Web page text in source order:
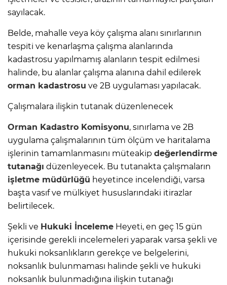
sayılacak.
Belde, mahalle veya köy çalışma alanı sınırlarının
tespiti ve kenarlaşma çalışma alanlarında
kadastrosu yapılmamış alanların tespit edilmesi
halinde, bu alanlar çalışma alanına dahil edilerek
orman kadastrosu ve 2B uygulaması yapılacak.
Çalışmalara ilişkin tutanak düzenlenecek
Orman Kadastro Komisyonu, sınırlama ve 2B
uygulama çalışmalarının tüm ölçüm ve haritalama
işlerinin tamamlanmasını müteakip değerlendirme
tutanağı düzenleyecek. Bu tutanakta çalışmaların
işletme müdürlüğü heyetince incelendiği, varsa
başta vasıf ve mülkiyet hususlarındaki itirazlar
belirtilecek.
Şekli ve Hukuki İnceleme Heyeti, en geç 15 gün
içerisinde gerekli incelemeleri yaparak varsa şekli ve
hukuki noksanlıkların gerekçe ve belgelerini,
noksanlık bulunmaması halinde şekli ve hukuki
noksanlık bulunmadığına ilişkin tutanağı